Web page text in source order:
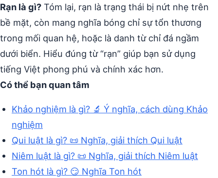
Rạn là gì? Tóm lại, rạn là trạng thái bị nứt nhẹ trên
bề mặt, còn mang nghĩa bóng chỉ sự tổn thương
trong mối quan hệ, hoặc là danh từ chỉ đá ngầm
dưới biển. Hiểu đúng từ “rạn” giúp bạn sử dụng
tiếng Việt phong phú và chính xác hơn.
Có thể bạn quan tâm
Khảo nghiệm là gì? 🔬 Ý nghĩa, cách dùng Khảo
nghiệm
Qui luật là gì? 📜 Nghĩa, giải thích Qui luật
Niêm luật là gì? 📜 Nghĩa, giải thích Niêm luật
Ton hót là gì? 😏 Nghĩa Ton hót